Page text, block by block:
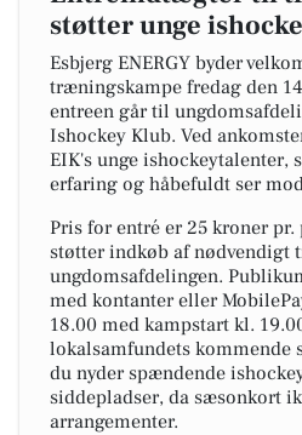
støtter unge
Esbjerg ENERGY byder
træningskampe fredag den
entreen går til
Ishockey Klub. Ved
EIK's unge ishockeytalenter,
erfaring og håbefuldt ser
Pris for entré er 25 kroner
støtter indkøb af nødvendigt
ungdomsafdelingen.
med kontanter eller
18.00 med kampstart kl.
lokalsamfundets kommende
du nyder spændende
siddepladser, da sæsonkort
arrangementer.